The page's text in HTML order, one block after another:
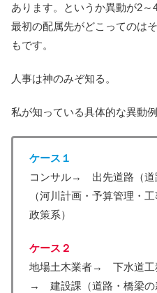
あります。というか異動が2～
最初の配属先がどこってのは
もです。
人事は神のみぞ知る。
私が知っている具体的な異動
ケース１
コンサル→ 出先道路（
（河川計画・予算管理
政策系）
ケース２
地場土木業者→ 下水道工
→ 建設課（道路・橋梁